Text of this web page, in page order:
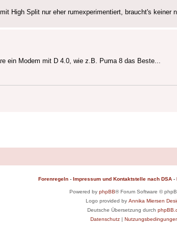
High Split nur eher rumexperimentiert, braucht's keiner
ein Modem mit D 4.0, wie z.B. Puma 8 das Beste...
Forenregeln - Impressum und Kontaktstelle nach DSA -
Powered by phpBB® Forum Software ©
Logo provided by Annika Miersen
Deutsche Übersetzung durch
Datenschutz|